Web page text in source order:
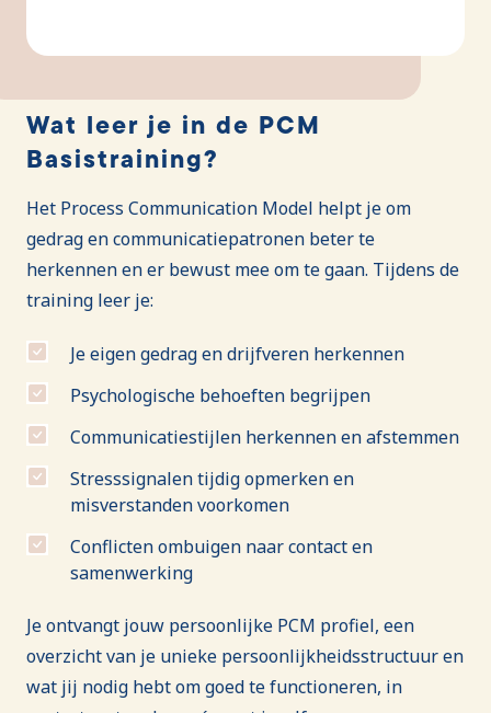
Wat leer je in de PCM
Basistraining?
Het Process Communication Model helpt je om
gedrag en communicatiepatronen beter te
herkennen en er bewust mee om te gaan. Tijdens de
training leer je:
Je eigen gedrag en drijfveren herkennen
Psychologische behoeften begrijpen
Communicatiestijlen herkennen en afstemmen
Stresssignalen tijdig opmerken en
misverstanden voorkomen
Conflicten ombuigen naar contact en
samenwerking
Je ontvangt jouw persoonlijke PCM profiel, een
overzicht van je unieke persoonlijkheidsstructuur en
wat jij nodig hebt om goed te functioneren, in